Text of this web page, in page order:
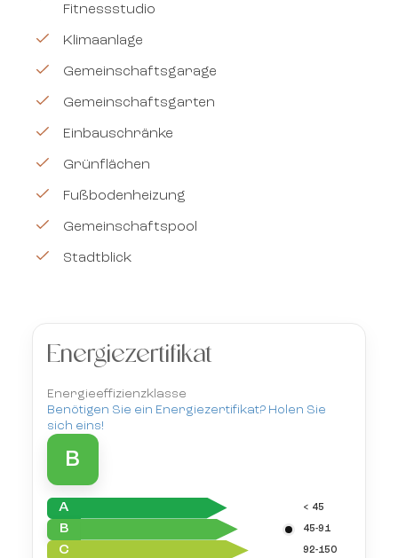
Fitnessstudio
Klimaanlage
Gemeinschaftsgarage
Gemeinschaftsgarten
Einbauschränke
Grünflächen
Fußbodenheizung
Gemeinschaftspool
Stadtblick
Energiezertifikat
Energieeffizienzklasse
Benötigen Sie ein Energiezertifikat? Holen Sie
sich eins!
B
A < 45
B 45-91
C 92-150